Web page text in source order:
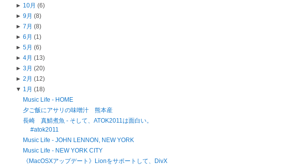
► 10月 (6)
► 9月 (8)
► 7月 (8)
► 6月 (1)
► 5月 (6)
► 4月 (13)
► 3月 (20)
► 2月 (12)
▼ 1月 (18)
Music Life - HOME
夕ご飯にアサリの味噌汁 熊本産
長崎 真鯖煮魚 - そして、ATOK2011は面白い。
#atok2011
Music Life - JOHN LENNON, NEW YORK
Music Life - NEW YORK CITY
《MacOSXアップデート》Lionをサポートして、DivX